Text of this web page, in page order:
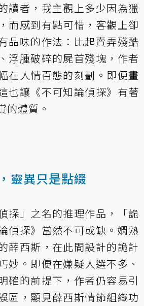
讀者，我主觀上多少因為獵
而感到有點可惜，客觀上卻
品味的作法：比起賣弄殘酷
浮腫破碎的屍首殘塊，作者
在人情百態的刻劃。即便畫
也讓《不可知論偵探》有著
的體質。
靈異只是點綴
探」之名的推理作品，「詭
偵探》當然不可或缺。嫻熟
薛西斯，在此間設計的詭計
妙。即便在嫌疑人選不多、
確的前提下，作者仍容易引
區，顯見薛西斯情節組織功